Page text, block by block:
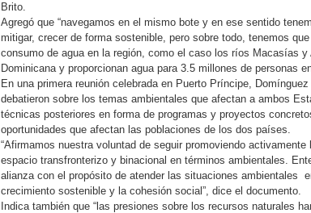
Brito.
Agregó que “navegamos en el mismo bote y en ese sentido
mitigar, crecer de forma sostenible, pero sobre todo, tenemos
consumo de agua en la región, como el caso los ríos Macasías y
Dominicana y proporcionan agua para 3.5 millones de personas
En una primera reunión celebrada en Puerto Príncipe,
debatieron sobre los temas ambientales que afectan a ambos
técnicas posteriores en forma de programas y proyectos
oportunidades que afectan las poblaciones de los dos países.
“Afirmamos nuestra voluntad de seguir promoviendo
espacio transfronterizo y binacional en términos ambientales.
alianza con el propósito de atender las situaciones ambientales
crecimiento sostenible y la cohesión social”, dice el documento.
Indica también que “las presiones sobre los recursos naturales